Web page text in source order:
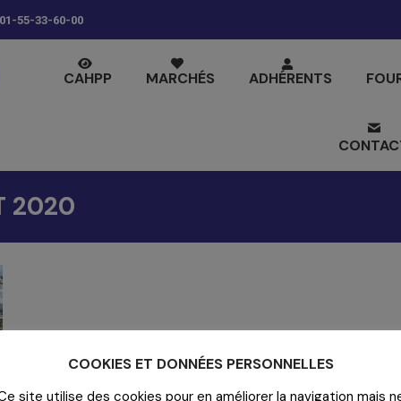
01-55-33-60-00
CAHPP MARCHÉS ADHÉRENTS
2020
COOKIES ET DONNÉES PERSONNELLES
site utilise des cookies pour en améliorer la navigation mais